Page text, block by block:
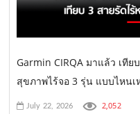
Garmin CIRQA มาแล้ว เทีย
สุขภาพไร้จอ 3 รุ่น แบบไหนเ
July 22, 2026 2,052